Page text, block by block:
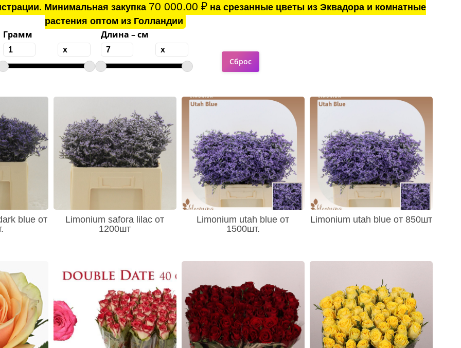
Минимальная закупка 70 000.00₽ на срезанные цветы из Эквадора и комнатные
растения оптом из Голландии
Грамм Длина – см
blue от
Limonium safora lilac от
1200шт
Limonium utah blue от
1500шт.
Limonium utah blue от 850шт